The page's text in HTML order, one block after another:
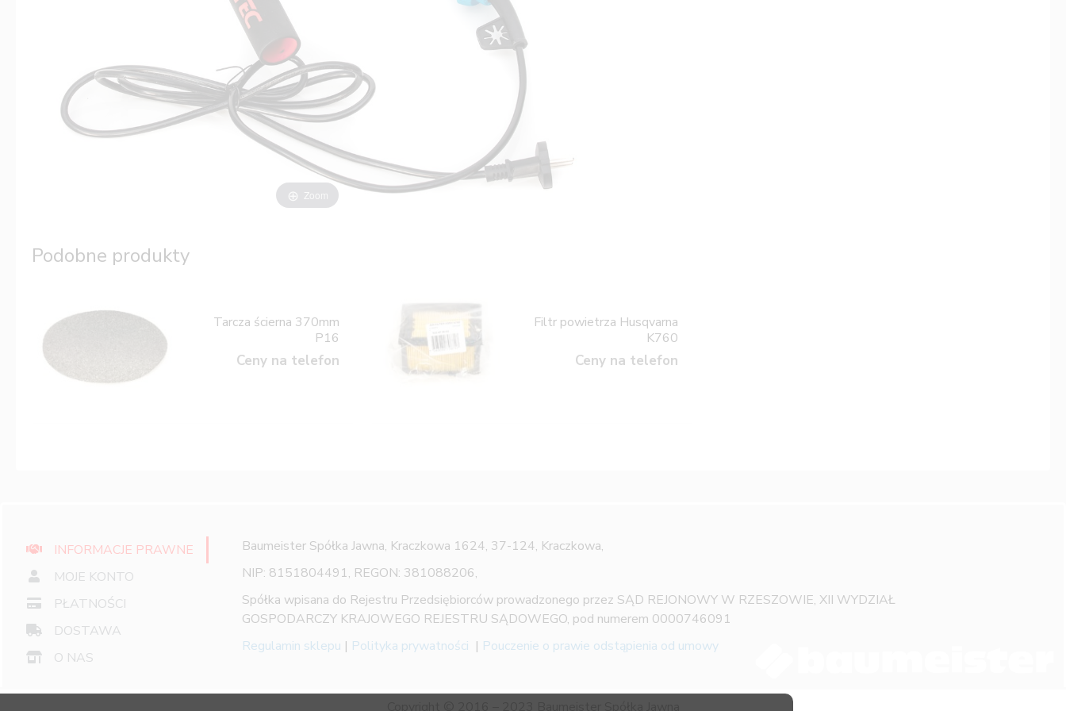
Zoom
Podobne produkty
Tarcza ścierna 370mm
P16
Ceny na telefon
Filtr powietrza Husqvarna
K760
Ceny na telefon
INFORMACJE PRAWNE
MOJE KONTO
PŁATNOŚCI
DOSTAWA
O NAS
Baumeister Spółka Jawna, Kraczkowa 1624, 37-124, Kraczkowa,
NIP: 8151804491, REGON: 381088206,
Spółka wpisana do Rejestru Przedsiębiorców prowadzonego przez SĄD REJONOWY W RZESZOWIE, XII WYDZIAŁ
GOSPODARCZY KRAJOWEGO REJESTRU SĄDOWEGO, pod numerem 0000746091
Regulamin sklepu | Polityka prywatności | Pouczenie o prawie odstąpienia od umowy